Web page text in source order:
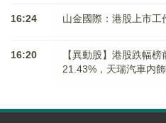
16:24 山金國際：港股上市工
16:20
【異動股】港股跌幅
21.43%，天瑞汽車内